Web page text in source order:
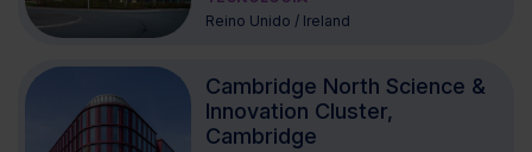
Reino Unido / Ireland
Cambridge North Science &
Innovation Cluster,
Cambridge